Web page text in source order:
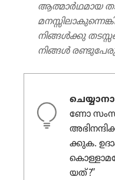
ആത്മാർഥ​മായ
നിങ്ങൾക്കു
നിങ്ങൾ
ണോ
ക്കുക.
യത്‌?”